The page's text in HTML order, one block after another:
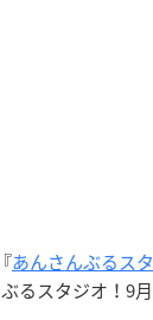
あんさんぶるス
るスタジオ！9